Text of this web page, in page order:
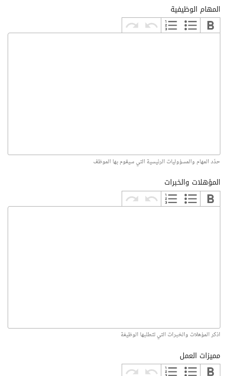
المهام الوظيفية
حدّد المهام والمسؤوليات الرئيسية التي سيقوم بها الموظف
المؤهلات والخبرات
اذكر المؤهلات والخبرات التي تتطلبها الوظيفة
مميزات العمل